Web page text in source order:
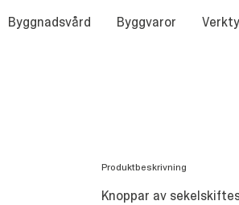
Byggnadsvård Byggvaror
Produktbeskrivning
Knoppar av